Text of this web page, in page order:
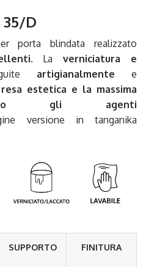
35/D
porta blindata realizzato
. Laverniciatura e
artigianalmente e
resa estetica e la massima
gli agenti
versione in tanganika
SUPPORTO FINITURA